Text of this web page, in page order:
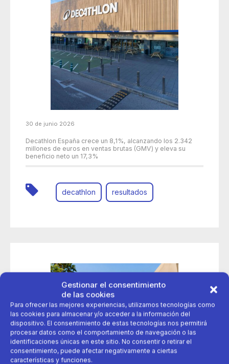
Gestionar el consentimiento
de las cookies
Para ofrecer las mejores experiencias, utilizamos tecnologías como
las cookies para almacenar y/o acceder a la información del
dispositivo. El consentimiento de estas tecnologías nos permitirá
procesar datos como el comportamiento de navegación o las
identificaciones únicas en este sitio. No consentir o retirar el
consentimiento, puede afectar negativamente a ciertas
características y funciones.
30 de junio 2026
Decathlon España crece un 8,1%, alcanzando los 2.342
millones de euros en ventas brutas (GMV) y eleva su
beneficio neto un 17,3%
decathlon resultados